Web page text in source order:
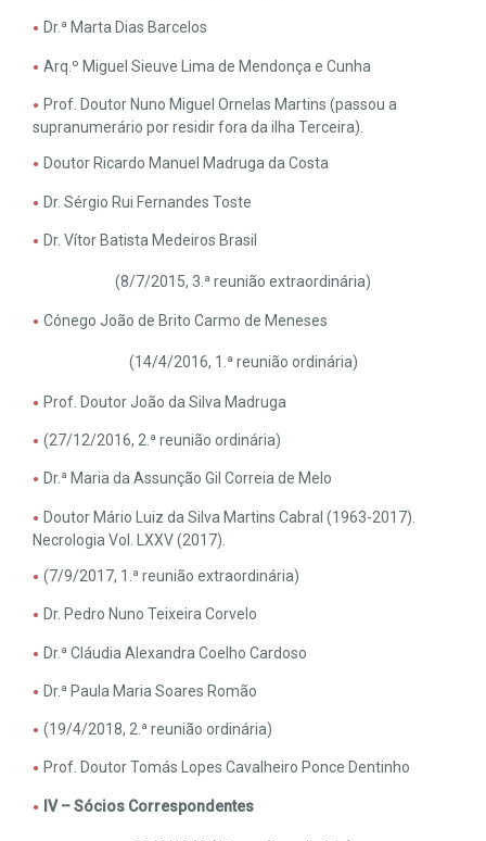
Dr.ª Marta Dias Barcelos
Arq.º Miguel Sieuve Lima de Mendonça e Cunha
Prof. Doutor Nuno Miguel Ornelas Martins (passou a
supranumerário por residir fora da ilha Terceira).
Doutor Ricardo Manuel Madruga da Costa
Dr. Sérgio Rui Fernandes Toste
Dr. Vítor Batista Medeiros Brasil
(8/7/2015, 3.ª reunião extraordinária)
Cónego João de Brito Carmo de Meneses
(14/4/2016, 1.ª reunião ordinária)
Prof. Doutor João da Silva Madruga
(27/12/2016, 2.ª reunião ordinária)
Dr.ª Maria da Assunção Gil Correia de Melo
Doutor Mário Luiz da Silva Martins Cabral (1963-2017).
Necrologia Vol. LXXV (2017).
(7/9/2017, 1.ª reunião extraordinária)
Dr. Pedro Nuno Teixeira Corvelo
Dr.ª Cláudia Alexandra Coelho Cardoso
Dr.ª Paula Maria Soares Romão
(19/4/2018, 2.ª reunião ordinária)
Prof. Doutor Tomás Lopes Cavalheiro Ponce Dentinho
IV – Sócios Correspondentes